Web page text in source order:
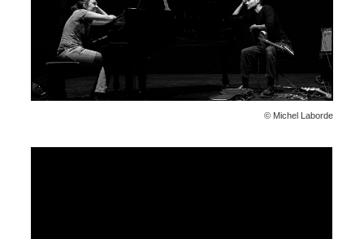
© Michel Laborde